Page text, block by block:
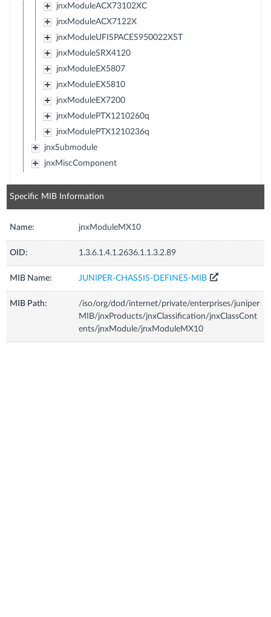
jnxModuleACX73102XC
jnxModuleACX7122X
jnxModuleUFISPACES950022XST
jnxModuleSRX4120
jnxModuleEX5807
jnxModuleEX5810
jnxModuleEX7200
jnxModulePTX1210260q
jnxModulePTX1210236q
jnxSubmodule
jnxMiscComponent
Specific MIB Information
Name: jnxModuleMX10
OID: 1.3.6.1.4.1.2636.1.1.3.2.89
MIB Name: JUNIPER-CHASSIS-DEFINES-MIB
MIB Path:
/iso/org/dod/internet/private/enterprises/juniper
MIB/jnxProducts/jnxClassification/jnxClassCont
ents/jnxModule/jnxModuleMX10